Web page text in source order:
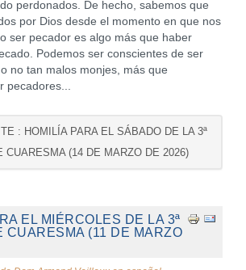
perdonados. De hecho, sabemos que
por Dios desde el momento en que nos
ser pecador es algo más que haber
Podemos ser conscientes de ser
no tan malos monjes, más que
pecadores...
: HOMILÍA PARA EL SÁBADO DE LA 3ª
CUARESMA (14 DE MARZO DE 2026)
EL MIÉRCOLES DE LA 3ª
CUARESMA (11 DE MARZO